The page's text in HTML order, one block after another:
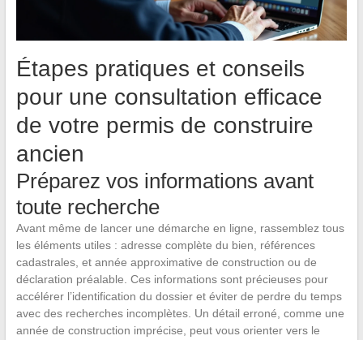
Étapes pratiques et conseils
pour une consultation efficace
de votre permis de construire
ancien
Préparez vos informations avant
toute recherche
Avant même de lancer une démarche en ligne, rassemblez tous
les éléments utiles : adresse complète du bien, références
cadastrales, et année approximative de construction ou de
déclaration préalable. Ces informations sont précieuses pour
accélérer l’identification du dossier et éviter de perdre du temps
avec des recherches incomplètes. Un détail erroné, comme une
année de construction imprécise, peut vous orienter vers le